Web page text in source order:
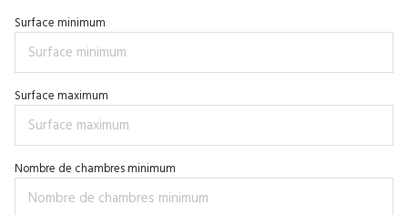
Surface minimum
Surface maximum
Nombre de chambres minimum